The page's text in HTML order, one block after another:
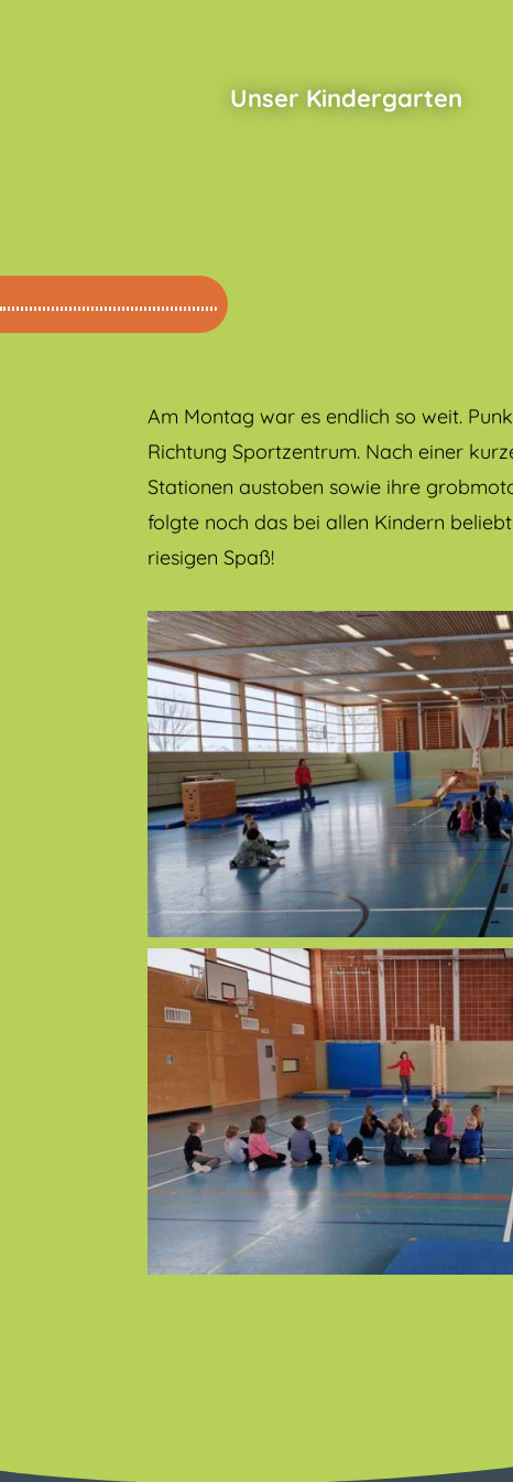
Unser Kindergarten
Am Montag war es endlich so weit.
Richtung Sportzentrum. Nach einer
Stationen austoben sowie ihre
folgte noch das bei allen Kindern
riesigen Spaß!